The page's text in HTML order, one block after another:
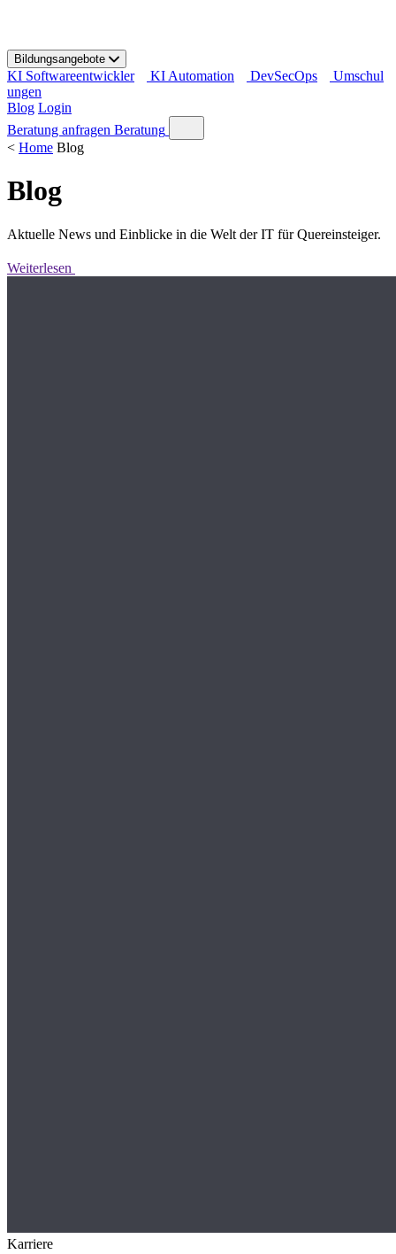
t
o
c
o
n
t
Bildungsangebote
KI Softwareentwickler KI Automation DevSecOps
Umschul
ungen
Blog Login
Beratung anfragen Beratung
< Home Blog
Blog
Aktuelle News und Einblicke in die Welt der IT für Quereinsteiger.
Weiterlesen
Karriere